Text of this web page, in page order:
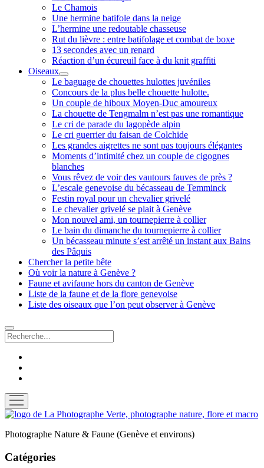
menu
Le Chamois
Une hermine batifole dans la neige
L’hermine une redoutable chasseuse
Rut du lièvre : entre batifolage et combat de boxe
13 secondes avec un renard
Réaction d’un écureuil face à du knit graffiti
Oiseaux
ouvrir
menu
Le baguage de chouettes hulottes juvéniles
Concours de la plus belle chouette hulotte.
Un couple de hiboux Moyen-Duc amoureux
La chouette de Tengmalm n’est pas une romantique
Le cri de parade du lagopède alpin
Le cri guerrier du faisan de Colchide
Les grandes aigrettes ne sont pas toujours élégantes
Moments d’intimité chez un couple de cigognes
blanches
Vous rêvez de voir des vautours fauves de près ?
L’escale genevoise du bécasseau de Temminck
Festin royal pour un chevalier grivelé
Le chevalier grivelé se plait à Genève
Mon nouvel ami, un tournepierre à collier
Le bain du dimanche du tournepierre à collier
Un bécasseau minute s’est arrêté un instant aux Bains
des Pâquis
Chercher la petite bête
Où voir la nature à Genève ?
Faune et avifaune hors du canton de Genève
Liste de la faune et de la flore genevoise
Liste des oiseaux que l’on peut observer à Genève
Recherche
ouvrir
menu
La
Verte
Photographe Nature & Faune (Genève et environs)
Catégories